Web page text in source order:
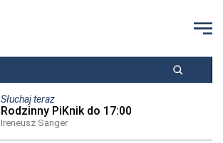
Słuchaj teraz
Rodzinny PiKnik do 17:00
Ireneusz Sanger